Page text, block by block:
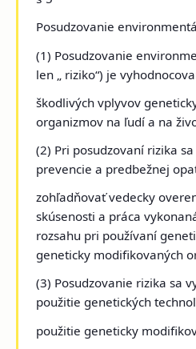
Posudzovanie
(1) Posudzovanie
len „ riziko“) je
škodlivých vplyvov
organizmov na ľudí a na
(2) Pri posudzovaní rizika
prevencie a predbežnej
zohľadňovať vedecky
skúsenosti a práca
rozsahu pri používaní
geneticky modifikovaných
(3) Posudzovanie rizika sa
použitie genetických
použitie geneticky